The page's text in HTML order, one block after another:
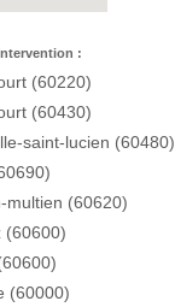
:
(60220)
(60430)
saint-lucien (60480)
multien (60620)
(60600)
(60000)